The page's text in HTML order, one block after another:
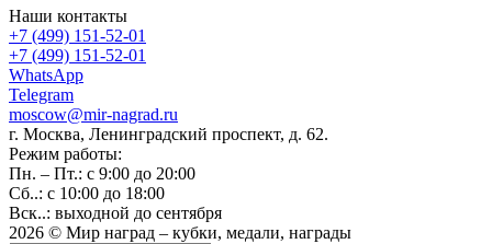
Наши контакты
+7 (499) 151-52-01
+7 (499) 151-52-01
WhatsApp
Telegram
moscow@mir-nagrad.ru
г. Москва, Ленинградский проспект, д. 62.
Режим работы:
Пн. – Пт.: с 9:00 до 20:00
Сб..: с 10:00 до 18:00
Вск..: выходной до сентября
2026 © Мир наград – кубки, медали, награды